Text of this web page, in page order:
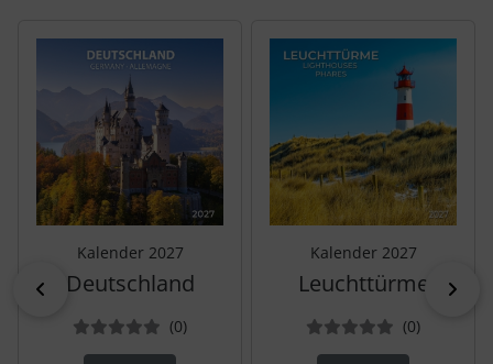
zurück
Kalender 2027
Deutschland
(0Bewertungen
)
Kalender 2027
Leuchttürme
(0)